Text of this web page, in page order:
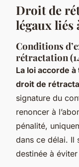
Droit de
légaux liés
Conditions
rétractation
La loi accorde
droit de
signature du
renoncer à
pénalité,
dans ce délai. Il
destinée à